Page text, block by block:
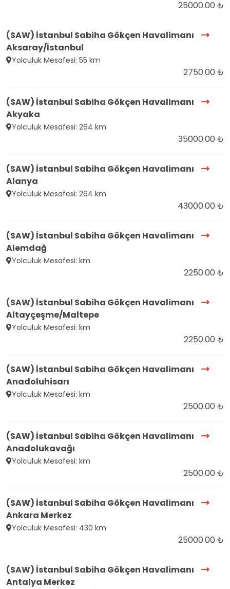
25000.00 ₺
(SAW) İstanbul Sabiha Gökçen Havalimanı
Aksaray/İstanbul
Yolculuk Mesafesi: 55 km
2750.00 ₺
(SAW) İstanbul Sabiha Gökçen Havalimanı
Akyaka
Yolculuk Mesafesi: 264 km
35000.00 ₺
(SAW) İstanbul Sabiha Gökçen Havalimanı
Alanya
Yolculuk Mesafesi: 264 km
43000.00 ₺
(SAW) İstanbul Sabiha Gökçen Havalimanı
Alemdağ
Yolculuk Mesafesi: km
2250.00 ₺
(SAW) İstanbul Sabiha Gökçen Havalimanı
Altayçeşme/Maltepe
Yolculuk Mesafesi: km
2250.00 ₺
(SAW) İstanbul Sabiha Gökçen Havalimanı
Anadoluhisarı
Yolculuk Mesafesi: km
2500.00 ₺
(SAW) İstanbul Sabiha Gökçen Havalimanı
Anadolukavağı
Yolculuk Mesafesi: km
2500.00 ₺
(SAW) İstanbul Sabiha Gökçen Havalimanı
Ankara Merkez
Yolculuk Mesafesi: 430 km
25000.00 ₺
(SAW) İstanbul Sabiha Gökçen Havalimanı
Antalya Merkez